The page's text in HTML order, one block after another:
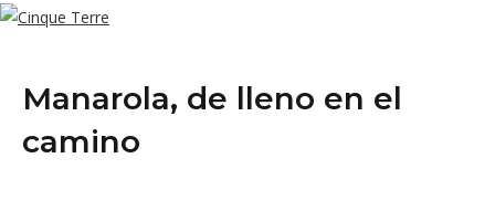
Manarola, de lleno en el
camino